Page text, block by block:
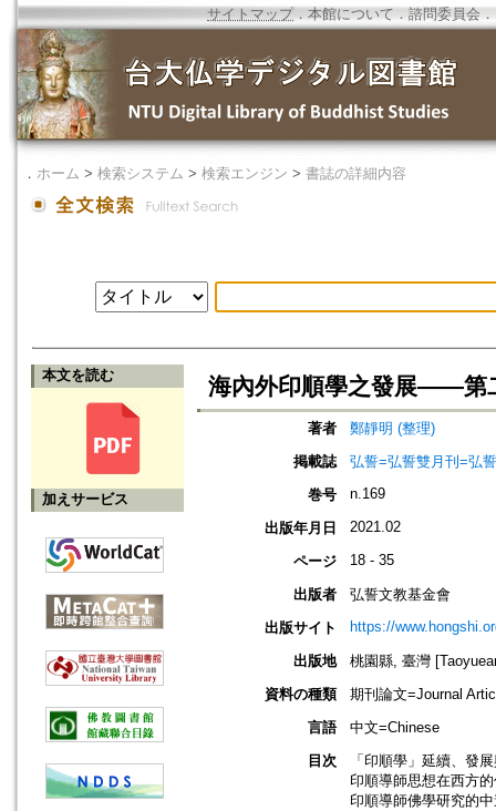
サイトマップ．本館について ． 諮問委員会 ．
． ホーム > 検索システム > 検索エンジン > 書誌の詳細内容
本文を読む
加えサービス
海內外印順學之發展——第
著者
鄭靜明 (整理)
掲載誌
弘誓=弘誓雙月刊=弘
巻号
n.169
出版年月日 2021.02
ページ 18 - 35
出版者
弘誓文教基金會
出版サイト
https://
出版地
桃園縣, 臺灣
資料の種類
期刊論文=Journal
言語
中文=Chinese
目次
「印順學」延續、發
印順導師思想在西方
印順導師佛學研究的